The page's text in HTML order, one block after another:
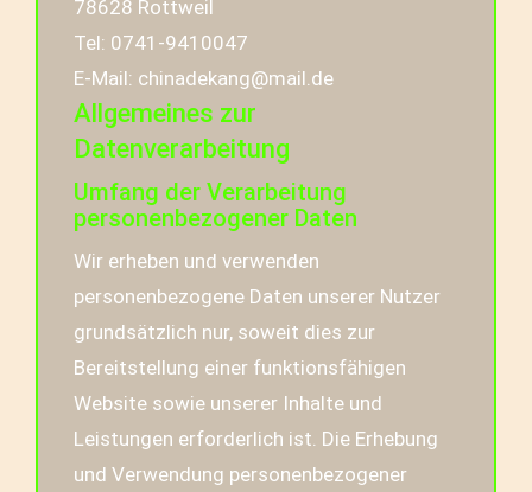
78628 Rottweil
Tel: 0741-9410047
E-Mail: chinadekang@mail.de
Allgemeines zur
Datenverarbeitung
Umfang der Verarbeitung
personenbezogener Daten
Wir erheben und verwenden
personenbezogene Daten unserer Nutzer
grundsätzlich nur, soweit dies zur
Bereitstellung einer funktionsfähigen
Website sowie unserer Inhalte und
Leistungen erforderlich ist. Die Erhebung
und Verwendung personenbezogener